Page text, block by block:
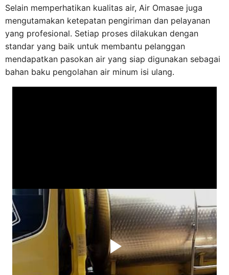
Selain memperhatikan kualitas air, Air Omasae juga
mengutamakan ketepatan pengiriman dan pelayanan
yang profesional. Setiap proses dilakukan dengan
standar yang baik untuk membantu pelanggan
mendapatkan pasokan air yang siap digunakan sebagai
bahan baku pengolahan air minum isi ulang.